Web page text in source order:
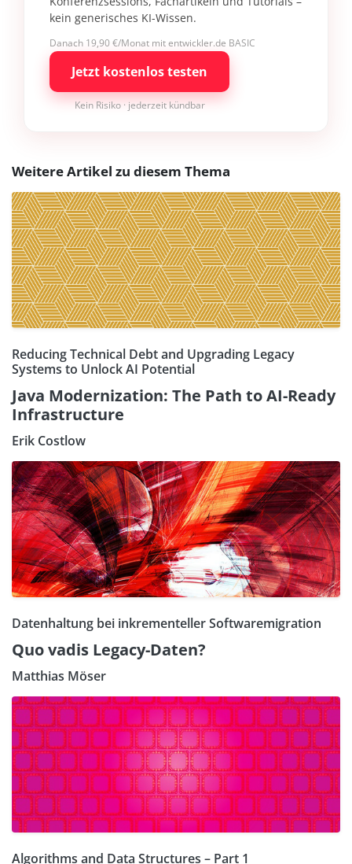
kein generisches KI-Wissen.
Danach 19,90 €/Monat mit entwickler.de BASIC
Jetzt kostenlos testen
Kein Risiko · jederzeit kündbar
Weitere Artikel zu diesem Thema
Reducing Technical Debt and Upgrading Legacy
Systems to Unlock AI Potential
Java Modernization: The Path to AI-Ready
Infrastructure
Erik Costlow
Datenhaltung bei inkrementeller Softwaremigration
Quo vadis Legacy-Daten?
Matthias Möser
Algorithms and Data Structures – Part 1